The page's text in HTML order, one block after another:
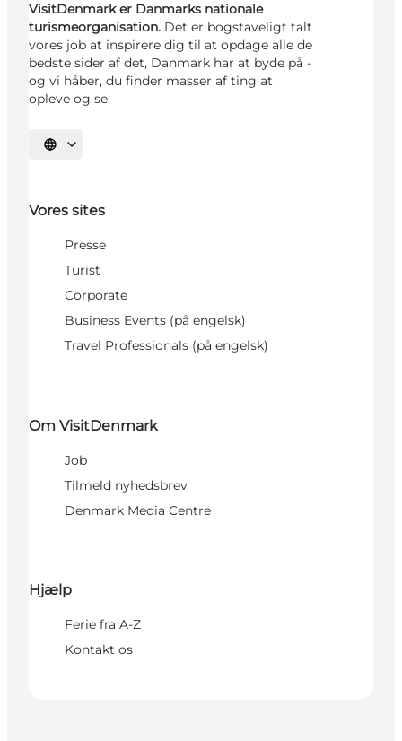
VisitDenmark er Danmarks nationale
turismeorganisation. Det er bogstaveligt talt
vores job at inspirere dig til at opdage alle de
bedste sider af det, Danmark har at byde på -
og vi håber, du finder masser af ting at
opleve og se.
Vælg sprog
Vores sites
Presse
Turist
Corporate
Business Events (på engelsk)
Travel Professionals (på engelsk)
Om VisitDenmark
Job
Tilmeld nyhedsbrev
Denmark Media Centre
Hjælp
Ferie fra A-Z
Kontakt os